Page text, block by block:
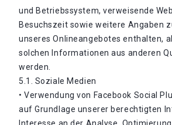
und Betriebssystem, verweisende
Besuchszeit sowie weitere Angaben
unseres Onlineangebotes enthalten,
solchen Informationen aus anderen
werden.
5.1. Soziale Medien
• Verwendung von Facebook Social
auf Grundlage unserer berechtigten